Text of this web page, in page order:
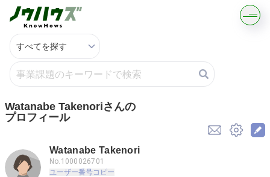
記事・コラムを読む
契約書ひな型を探す
Watanabe Takenoriさんの
プロフィール
Watanabe Takenori
No.1000026701
ユーザー番号コピー